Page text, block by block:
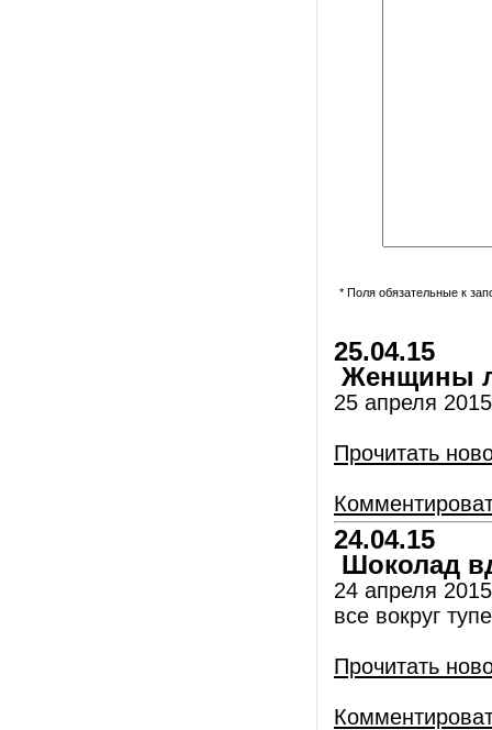
* Поля обязательные к
25.04.15
Женщины
25 апреля
Прочитать
24.04.15
Шоколад
24 апреля
все вокруг
Прочитать